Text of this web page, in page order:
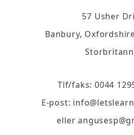
57 Usher
Banbury,
Tlf/faks:0044
E-post:
eller